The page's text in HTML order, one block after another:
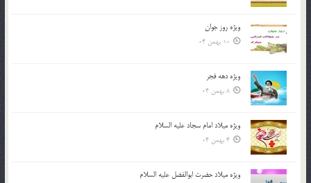
ویژه روز جوان
10 بهمن 04
ویژه دهه فجر
8 بهمن 04
ویژه میلاد امام سجاد علیه السلام
4 بهمن 04
ویژه میلاد حضرت ابوالفضل علیه السلام